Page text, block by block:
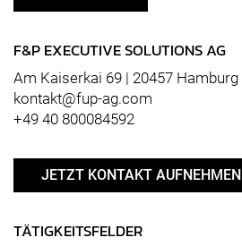
F&P EXECUTIVE SOLUTIONS AG
Am Kaiserkai 69 | 20457 Hamburg
kontakt@fup-ag.com
+49 40 800084592
JETZT KONTAKT AUFNEHMEN
TÄTIGKEITSFELDER